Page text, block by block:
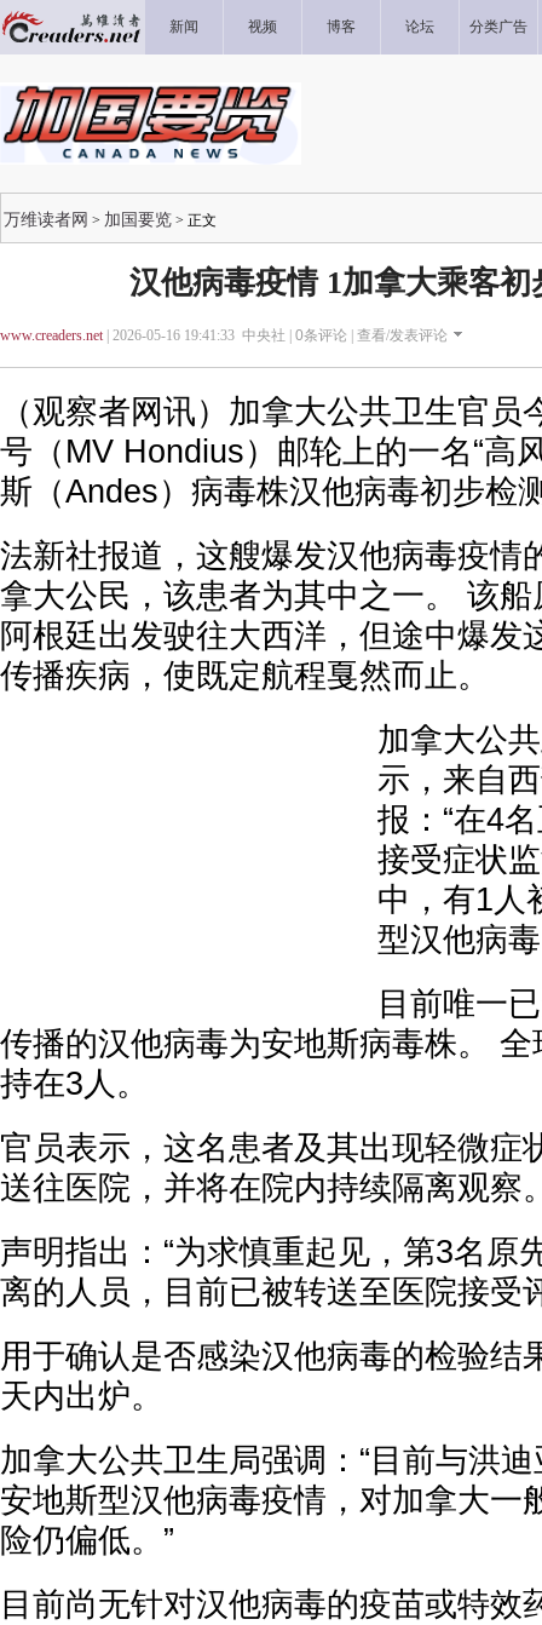
新闻 视频 博客 论坛 分类广告
万维读者网 > 加国要览 > 正文
汉他病毒疫情 1加拿大乘客初
www.creaders.net| 2026-05-16 19:41:33 中央社 | 0条评论 | 查看/发表评论
（观察者网讯）加拿大公共卫生官
号（MV Hondius）邮轮上的一名“高
斯（Andes）病毒株汉他病毒初步检
法新社报道，这艘爆发汉他病毒疫情
拿大公民，该患者为其中之一。 该
阿根廷出发驶往大西洋，但途中爆发
传播疾病，使既定航程戛然而止。
加拿大公
示，来自
报：“在4
接受症状
中，有1人
型汉他病
目前唯一
传播的汉他病毒为安地斯病毒株。
持在3人。
官员表示，这名患者及其出现轻微症
送往医院，并将在院内持续隔离观察
声明指出：“为求慎重起见，第3名原
离的人员，目前已被转送至医院接受
用于确认是否感染汉他病毒的检验结
天内出炉。
加拿大公共卫生局强调：“目前与洪
安地斯型汉他病毒疫情，对加拿大一
险仍偏低。”
目前尚无针对汉他病毒的疫苗或特效